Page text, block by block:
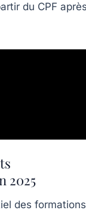
du CPF
2025
des formations